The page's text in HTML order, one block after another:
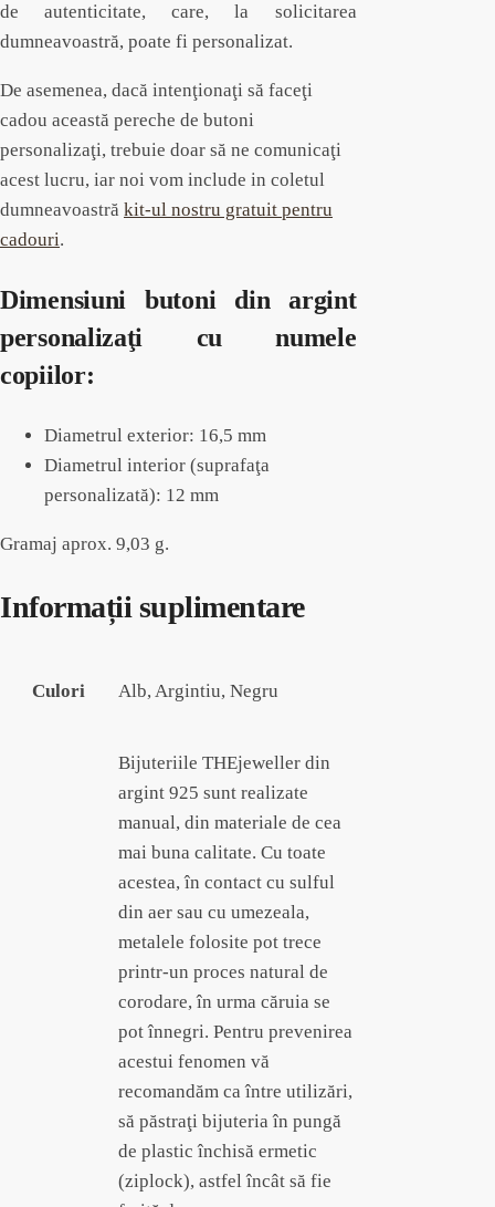
de autenticitate, care, la solicitarea
dumneavoastră, poate fi personalizat.
De asemenea, dacă intenţionaţi să faceţi
cadou această pereche de butoni
personalizaţi, trebuie doar să ne comunicaţi
acest lucru, iar noi vom include in coletul
dumneavoastră kit-ul nostru gratuit pentru
cadouri.
Dimensiuni butoni din argint
personalizaţi cu numele
copiilor:
Diametrul exterior: 16,5 mm
Diametrul interior (suprafaţa
personalizată): 12 mm
Gramaj aprox. 9,03 g.
Informații suplimentare
Culori Alb, Argintiu, Negru
Bijuteriile THEjeweller din
argint 925 sunt realizate
manual, din materiale de cea
mai buna calitate. Cu toate
acestea, în contact cu sulful
din aer sau cu umezeala,
metalele folosite pot trece
printr-un proces natural de
corodare, în urma căruia se
pot înnegri. Pentru prevenirea
acestui fenomen vă
recomandăm ca între utilizări,
să păstraţi bijuteria în pungă
de plastic închisă ermetic
(ziplock), astfel încât să fie